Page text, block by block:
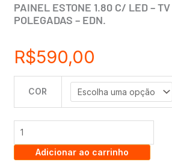
PAINEL ESTONE 1.80 C/ LED –
POLEGADAS – EDN.
R$590,00
COR
PAINEL
ESTONE
1.80
C/
Adicionar ao carrinho